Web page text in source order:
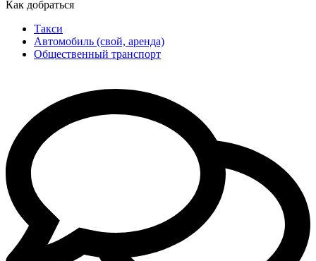
Как добраться
Такси
Автомобиль (свой, аренда)
Общественный транспорт